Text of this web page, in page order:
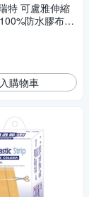
特 可盧雅伸縮
防水膠布10
購物車